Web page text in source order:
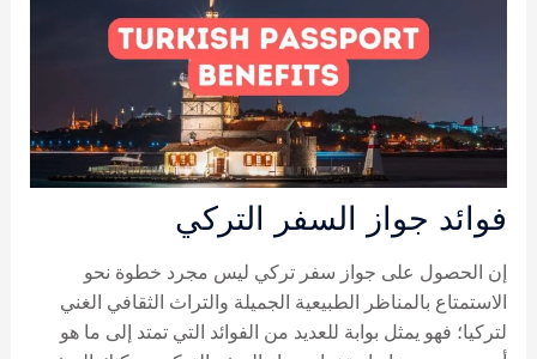
فوائد جواز السفر التركي
إن الحصول على جواز سفر تركي ليس مجرد خطوة نحو
الاستمتاع بالمناظر الطبيعية الجميلة والتراث الثقافي الغني
لتركيا؛ فهو يمثل بوابة للعديد من الفوائد التي تمتد إلى ما هو